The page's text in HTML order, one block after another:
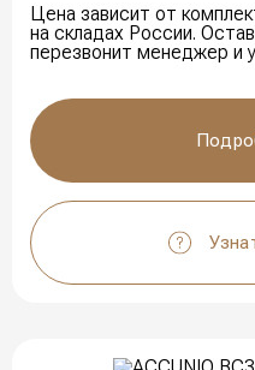
Цена зависит от
на складах России.
перезвонит менеджер и